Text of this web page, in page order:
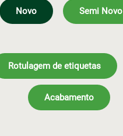
Novo Semi Novo
Rotulagem de etiquetas
Acabamento